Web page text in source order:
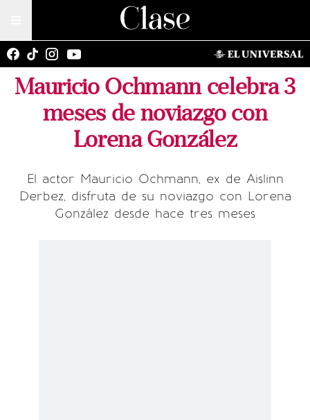
Mauricio Ochmann celebra 3
meses de noviazgo con
Lorena González
El actor Mauricio Ochmann, ex de Aislinn
Derbez, disfruta de su noviazgo con Lorena
González desde hace tres meses